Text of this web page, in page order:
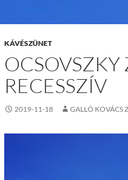
KÁVÉSZÜNET
OCSOVSZKY
RECESSZÍV
2019-11-18 GALLÓ KOVÁCS